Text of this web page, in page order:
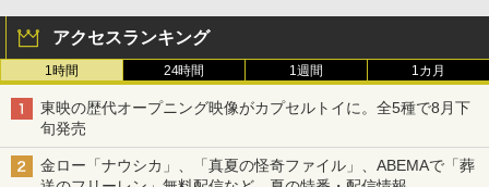
アクセスランキング
1時間 24時間 1週間 1カ月
東映の歴代オープニング映像がカプセルトイに。全5種で8月下
旬発売
金ロー「ナウシカ」、「真夏の怪奇ファイル」、ABEMAで「葬